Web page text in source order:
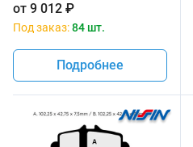
от 9 012 ₽
Под заказ:84 шт.
Подробнее